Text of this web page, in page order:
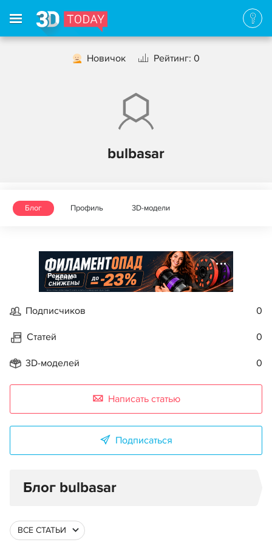
Новичок Рейтинг: 0
bulbasar
Блог Профиль 3D-модели
Реклама
Подписчиков 0
Статей 0
3D-моделей 0
Написать статью
Подписаться
Блог bulbasar
ВСЕ СТАТЬИ